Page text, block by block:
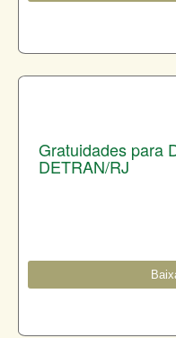
Gratuidades para
DETRAN/RJ